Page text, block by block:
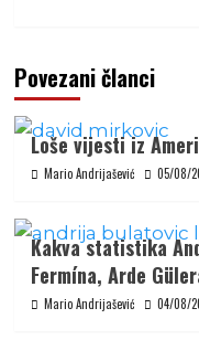
Povezani članci
Loše vijesti iz
Mario Andrijašević 05/08/
Kakva statistika
Fermína, Arde
Mario Andrijašević 04/08/